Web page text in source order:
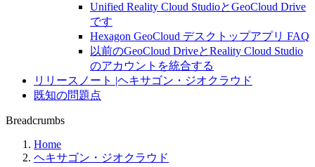
Unified Reality Cloud StudioとGeoCloud Drive
です
Hexagon GeoCloud デスクトップアプリ FAQ
以前のGeoCloud DriveとReality Cloud Studio
のアカウントを統合する
リリースノート |ヘキサゴン・ジオクラウド
既知の問題点
Breadcrumbs
Home
ヘキサゴン・ジオクラウド